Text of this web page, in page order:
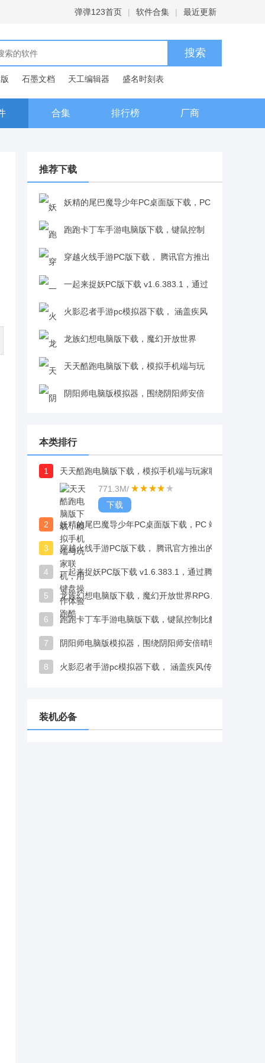
弹弹123首页 | 软件合集 | 最近更新
石墨文档 天工编辑器
盛名时刻表
合集 排行榜 厂商
推荐下载
妖精的尾巴魔导少年PC桌面版下载，PC
端畅玩更尽兴，妖尾粉丝必入的热血佳作
v4.3.9
跑跑卡丁车手游电脑版下载，键鼠控制
比触屏更精准，漂移手感更丝滑v1.0.5.666
穿越火线手游PC版下载， 腾讯官方推出
的CF手游PC端模拟器版本v1.0.70.3
一起来捉妖PC版下载 v1.6.383.1，通过
腾讯手游模拟器完美还原手机操作v1.6.383.1
火影忍者手游pc模拟器下载， 涵盖疾风
传经典剧情到博人传最新内容v3.41.48
龙族幻想电脑版下载，魔幻开放世界
RPG，支持捏脸与多端互通v1.3.148
天天酷跑电脑版下载，模拟手机端与玩
家联机，用键盘操作体验跑酷v1.0.69.0
阴阳师电脑版模拟器，围绕阴阳师安倍
本类排行
1
771.3M/
下载
2
3
4
5
6
7
8
装机必备